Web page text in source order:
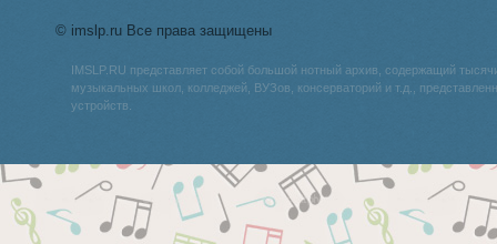
© imslp.ru Все права защищены
IMSLP.RU представляет собой большой нотный архив, содержащий
музыкальных школ, колледжей, ВУЗов, консерваторий и т.д.,
устройств.